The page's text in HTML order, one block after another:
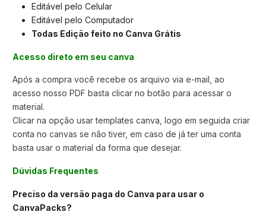
Editável pelo Celular
Editável pelo Computador
Todas Edição feito no Canva Grátis
Acesso direto em seu canva
Após a compra você recebe os arquivo via e-mail, ao
acesso nosso PDF basta clicar no botão para acessar o
material.
Clicar na opção usar templates canva, logo em seguida criar
conta no canvas se não tiver, em caso de já ter uma conta
basta usar o material da forma que desejar.
Dúvidas Frequentes
Preciso da versão paga do Canva para usar o
CanvaPacks?